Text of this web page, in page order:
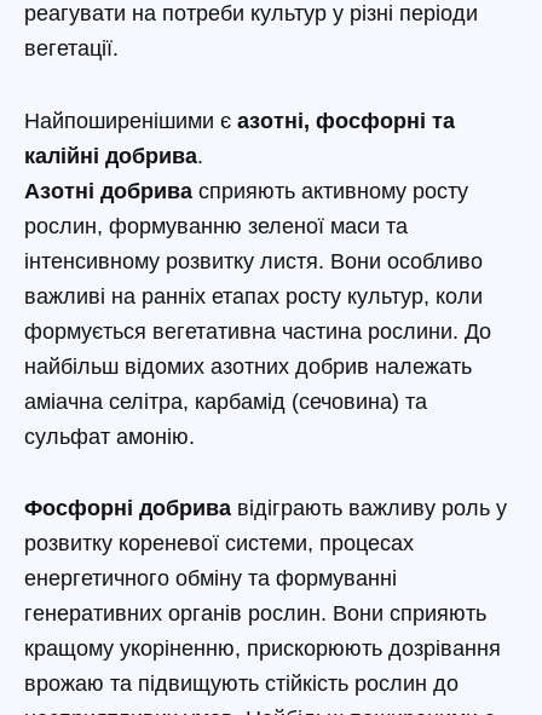
реагувати на потреби культур у різні періоди
вегетації.
Найпоширенішими є азотні, фосфорні та
калійні добрива.
Азотні добрива сприяють активному росту
рослин, формуванню зеленої маси та
інтенсивному розвитку листя. Вони особливо
важливі на ранніх етапах росту культур, коли
формується вегетативна частина рослини. До
найбільш відомих азотних добрив належать
аміачна селітра, карбамід (сечовина) та
сульфат амонію.
Фосфорні добрива відіграють важливу роль у
розвитку кореневої системи, процесах
енергетичного обміну та формуванні
генеративних органів рослин. Вони сприяють
кращому укоріненню, прискорюють дозрівання
врожаю та підвищують стійкість рослин до